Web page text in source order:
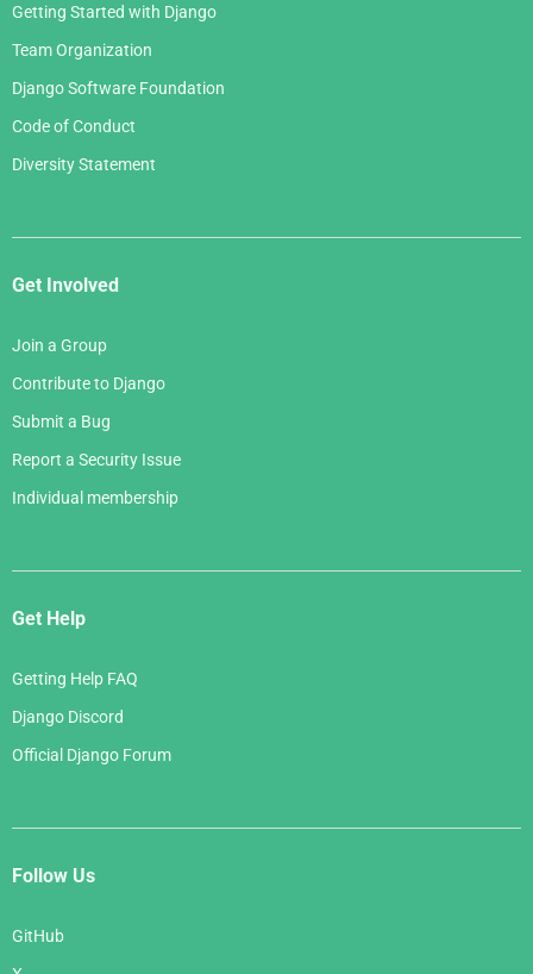
Getting Started with Django
Team Organization
Django Software Foundation
Code of Conduct
Diversity Statement
Get Involved
Join a Group
Contribute to Django
Submit a Bug
Report a Security Issue
Individual membership
Get Help
Getting Help FAQ
Django Discord
Official Django Forum
Follow Us
GitHub